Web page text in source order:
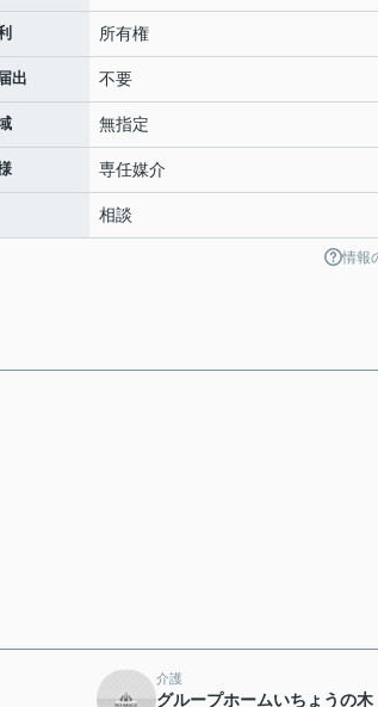
所有権
出 不要
無指定
専任媒介
相談
情報
介護
グループホームいちょうの木